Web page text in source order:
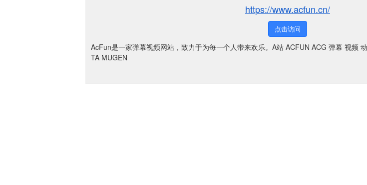
https://www.acfun.cn/
点击访问
AcFun是一家弹幕视频网站，致力于为每一个人带来欢乐。A站 ACFUN ACG 弹幕 视频
TA MUGEN